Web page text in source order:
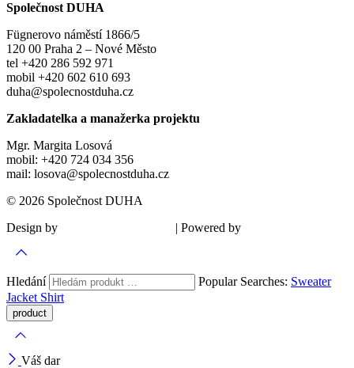
Společnost DUHA
Fügnerovo náměstí 1866/5
120 00 Praha 2 – Nové Město
tel +420 286 592 971
mobil +420 602 610 693
duha@spolecnostduha.cz
Zakladatelka a manažerka projektu
Mgr. Margita Losová
mobil: +420 724 034 356
mail: losova@spolecnostduha.cz
© 2026 Společnost DUHA
Design by
| Powered by
Hledání Popular Searches: Sweater
Jacket Shirt
Váš dar